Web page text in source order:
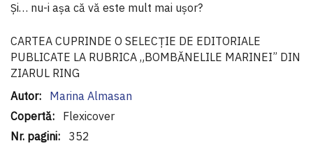
Şi… nu-i aşa că vă este mult mai uşor?
CARTEA CUPRINDE O SELECŢIE DE EDITORIALE
PUBLICATE LA RUBRICA „BOMBĂNELILE MARINEI” DIN
ZIARUL RING
Informaţii
suplimentare
Marina Almasan
Flexicover
352